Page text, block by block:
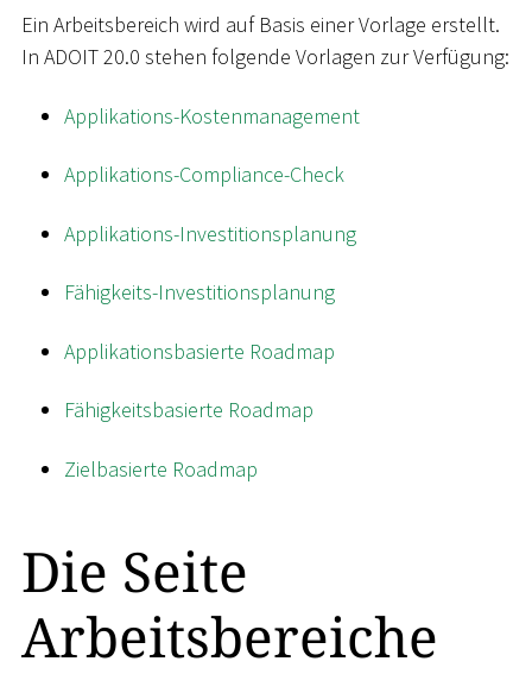
Ein Arbeitsbereich wird auf Basis einer Vorlage erstellt.
In ADOIT 20.0 stehen folgende Vorlagen zur Verfügung:
Applikations-Kostenmanagement
Applikations-Compliance-Check
Applikations-Investitionsplanung
Fähigkeits-Investitionsplanung
Applikationsbasierte Roadmap
Fähigkeitsbasierte Roadmap
Zielbasierte Roadmap
Die Seite
Arbeitsbereiche